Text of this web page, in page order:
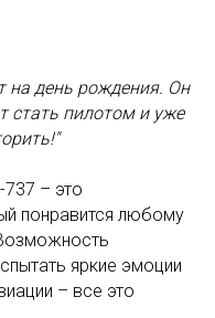
на день рождения. Он
стать пилотом и уже
– это
понравится любому
яркие эмоции
– все это